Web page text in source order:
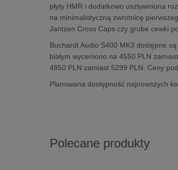
płyty HMR i dodatkowo usztywniona
na minimalistyczną zwrotnicę
Jantzen Cross Caps czy grube cewki
Buchardt Audio S400 MK3 dostępne
białym wyceniono na 4550 PLN
4850 PLN zamiast 5299 PLN. Ceny
Planowana dostępność najnowszych
Polecane produkty